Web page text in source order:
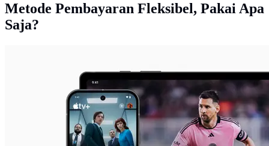
Metode Pembayaran Fleksibel, Pakai Apa
Saja?